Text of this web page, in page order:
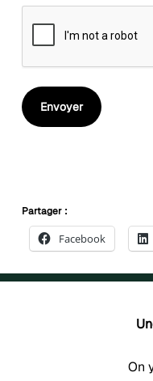
Envoyer
Partager :
Facebook
On